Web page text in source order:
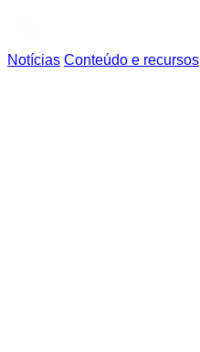
Notícias Conteúdo e recursos